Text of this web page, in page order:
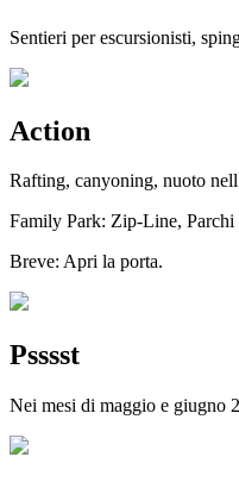
Sentieri per escursionisti,
Action
Rafting, canyoning, nuoto nell
Family Park: Zip-Line, Parchi
Breve: Apri la porta.
Psssst
Nei mesi di maggio e giugno